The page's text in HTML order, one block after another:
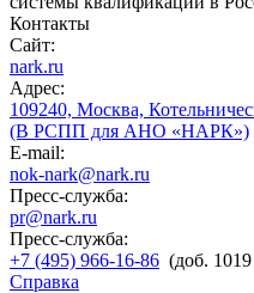
Контакты
Сайт:
nark.ru
Адрес:
109240, Москва,
(В РСПП для АНО «НАРК»)
E-mail:
nok-nark@nark.ru
Пресс-служба:
pr@nark.ru
Пресс-служба:
+7 (495) 966-16-86 (доб.
Справка